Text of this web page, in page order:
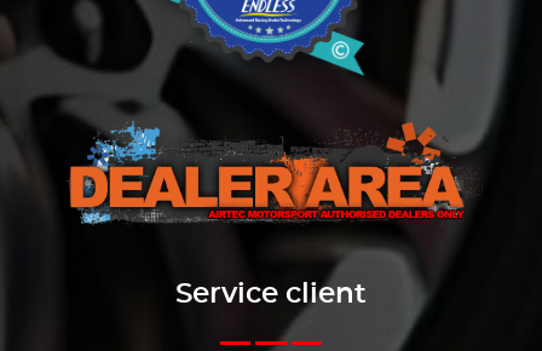
Service client